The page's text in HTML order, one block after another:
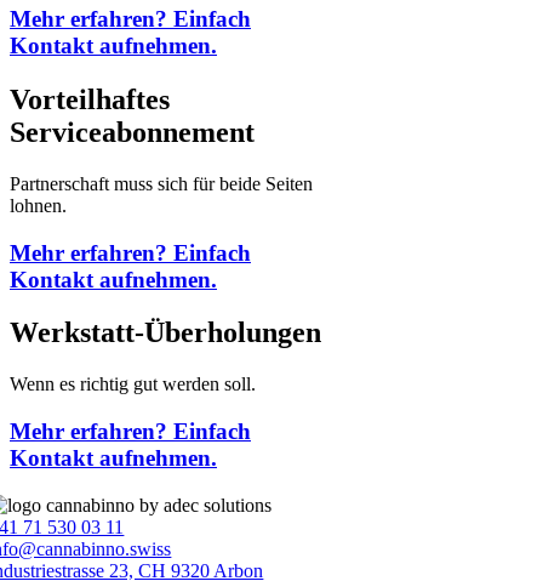
Mehr erfahren? Einfach
Kontakt aufnehmen.
Vorteilhaftes
Serviceabonnement
Partnerschaft muss sich für beide Seiten
lohnen.
Mehr erfahren? Einfach
Kontakt aufnehmen.
Werkstatt-Überholungen
Wenn es richtig gut werden soll.
Mehr erfahren? Einfach
Kontakt aufnehmen.
71 530 03 11
23, CH 9320 Arbon